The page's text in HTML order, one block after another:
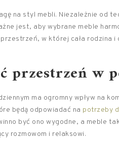
na styl mebli. Niezależnie od
jest, aby wybrane meble
w której cała rodzina i
przestrzeń w
ma ogromny wpływ na
będą odpowiadać na potrzeby
być ono wygodne, a meble
rozmowom i relaksowi.